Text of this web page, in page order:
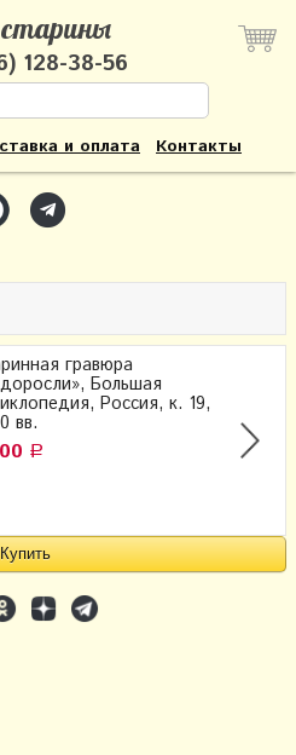
128-38-56
и оплата Контакты
гравюра
Большая
Россия, к. 19,
вв.
Р